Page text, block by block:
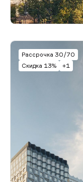
Рассрочка 30/70
Скидка 13%
+1